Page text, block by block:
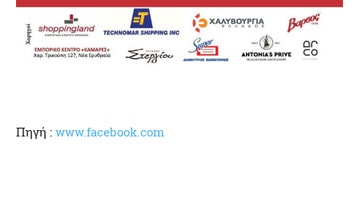
Πηγή : www.facebook.com